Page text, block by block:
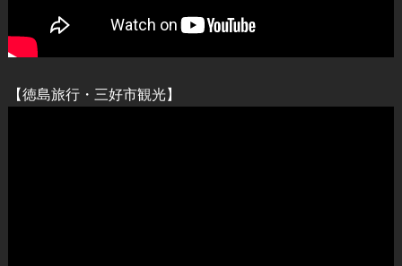
【徳島旅行・三好市観光】